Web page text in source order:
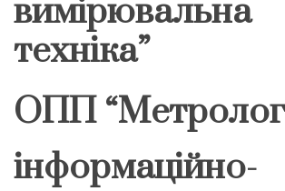
вимірювальна
техніка”
ОПП
інформаційно-